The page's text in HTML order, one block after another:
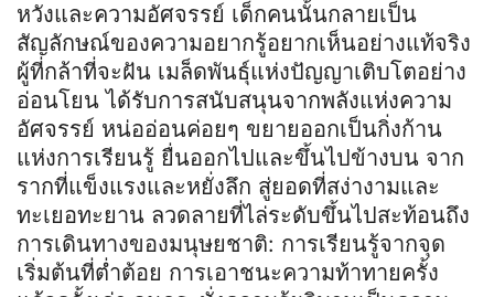
หวังและความอัศจรรย์ เด็กคนนั้นกลายเป็น
สัญลักษณ์ของความอยากรู้อยากเห็นอย่างแท้จริง
ผู้ที่กล้าที่จะฝัน เมล็ดพันธุ์แห่งปัญญาเติบโตอย่าง
อ่อนโยน ได้รับการสนับสนุนจากพลังแห่งความ
อัศจรรย์ หน่ออ่อนค่อยๆ ขยายออกเป็นกิ่งก้าน
แห่งการเรียนรู้ ยื่นออกไปและขึ้นไปข้างบน จาก
รากที่แข็งแรงและหยั่งลึก สู่ยอดที่สง่างามและ
ทะเยอทะยาน ลวดลายที่ไล่ระดับขึ้นไปสะท้อนถึง
การเดินทางของมนุษยชาติ: การเรียนรู้จากจุด
เริ่มต้นที่ต่ำต้อย การเอาชนะความท้าทายครั้ง